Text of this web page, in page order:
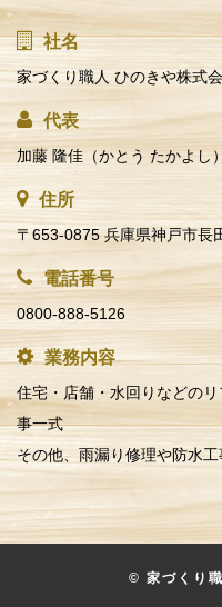
社名
家づくり職人 ひのきや株式
代表
加藤 隆佳（かとう たかよし）
住所
〒653-0875 兵庫県神戸市長
電話番号
0800-888-5126
業務内容
住宅・店舗・水回りなどの
事一式
その他、雨漏り修理や防水
© 家づくり